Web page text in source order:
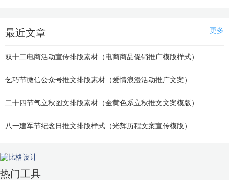
最近文章 更多
双十二电商活动宣传排版素材（电商商品促销推广模版样式）
乞巧节微信公众号推文排版素材（爱情浪漫活动推广文案）
二十四节气立秋图文排版素材（金黄色系立秋推文文案模版）
八一建军节纪念日推文排版样式（光辉历程文案宣传模版）
热门工具